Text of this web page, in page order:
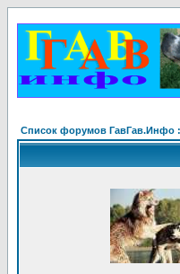
Список форумов ГавГав.Инфо